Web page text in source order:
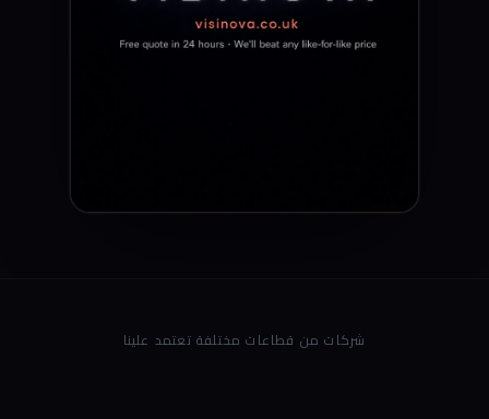
شركات من قطاعات مختلفة تعتمد علينا